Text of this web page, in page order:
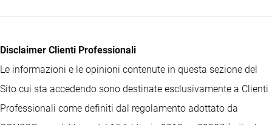
Disclaimer Clienti Professionali
Le informazioni e le opinioni contenute in questa sezione del
Sito cui sta accedendo sono destinate esclusivamente a Clienti
Professionali come definiti dal regolamento adottato da